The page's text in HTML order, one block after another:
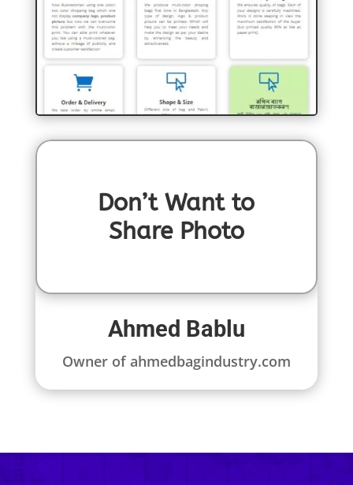
Don’t Want to
Share Photo
Ahmed Bablu
Owner of ahmedbagindustry.com